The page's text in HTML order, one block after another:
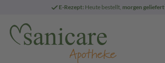
E-Rezept: Heute bestellt, morgen geliefert